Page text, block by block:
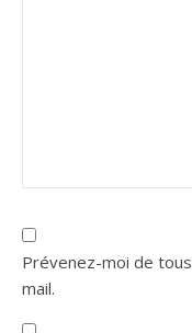
Prévenez-moi de
mail.